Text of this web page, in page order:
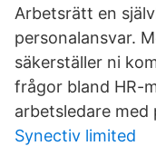
Arbetsrätt en
personalansvar.
säkerställer ni
frågor bland HR-
arbetsledare med
Synectiv limited